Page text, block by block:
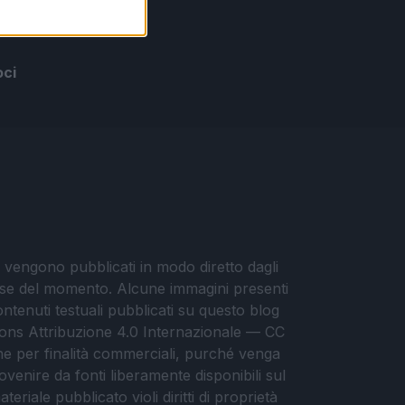
pubblicati in modo diretto dagli
del momento. Alcune immagini presenti
testuali pubblicati su questo blog
Attribuzione 4.0 Internazionale — CC
per finalità commerciali, purché venga
da fonti liberamente disponibili sul
pubblicato violi diritti di proprietà